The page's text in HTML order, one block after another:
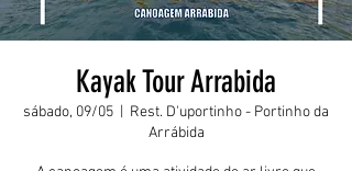
Kayak Tour Arrabida
sábado, 09/05
Rest. D'uportinho - Portinho da
Arrábida